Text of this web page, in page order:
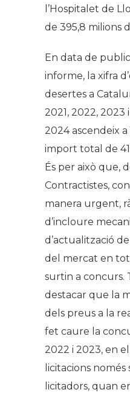
l’Hospitalet de
de 395,8 milions
En data de
informe, la xifra
desertes a
2021, 2022, 2023
2024 ascendeix a
import total de
És per això que,
Contractistes,
manera urgent,
d’incloure
d’actualització
del mercat en
surtin a concurs.
destacar que la
dels preus a la
fet caure la
2022 i 2023, en
licitacions només
licitadors, quan